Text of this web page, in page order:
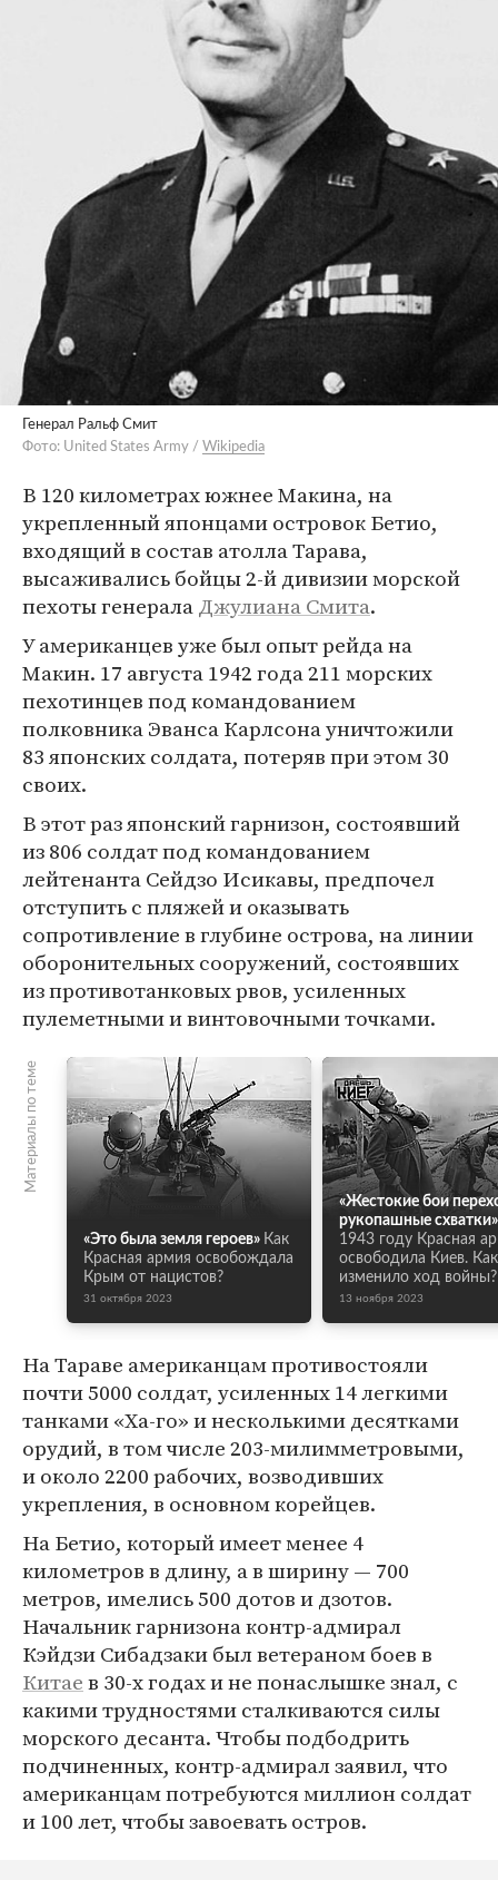
Генерал Ральф Смит
Фото: United States Army / Wikipedia
В 120 километрах южнее Макина, на
укрепленный японцами островок Бетио,
входящий в состав атолла Тарава,
высаживались бойцы 2-й дивизии морской
пехоты генералаДжулиана Смита.
У американцев уже был опыт рейда на
Макин. 17 августа 1942 года 211 морских
пехотинцев под командованием
полковника Эванса Карлсона уничтожили
83 японских солдата, потеряв при этом 30
своих.
В этот раз японский гарнизон, состоявший
из 806 солдат под командованием
лейтенанта Сейдзо Исикавы, предпочел
отступить с пляжей и оказывать
сопротивление в глубине острова, на линии
оборонительных сооружений, состоявших
из противотанковых рвов, усиленных
пулеметными и винтовочными точками.
Материалы по теме
«Это была земля героев» Как
Красная армия освобождала
Крым от нацистов?
31 октября 2023
«Жестокие бои
рукопашные схватки»
1943 году Красная
освободила Киев.
изменило ход войны?
13 ноября 2023
На Тараве американцам противостояли
почти 5000 солдат, усиленных 14 легкими
танками «Ха-го» и несколькими десятками
орудий, в том числе 203-милимметровыми,
и около 2200 рабочих, возводивших
укрепления, в основном корейцев.
На Бетио, который имеет менее 4
километров в длину, а в ширину — 700
метров, имелись 500 дотов и дзотов.
Начальник гарнизона контр-адмирал
Кэйдзи Сибадзаки был ветераном боев в
Китаев 30-х годах и не понаслышке знал, с
какими трудностями сталкиваются силы
морского десанта. Чтобы подбодрить
подчиненных, контр-адмирал заявил, что
американцам потребуются миллион солдат
и 100 лет, чтобы завоевать остров.